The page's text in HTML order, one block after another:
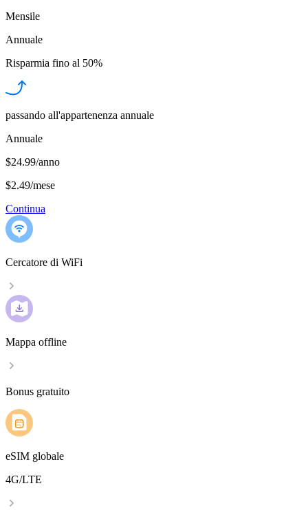
Mensile
Annuale
Risparmia fino al 50%
passando all'appartenenza annuale
Annuale
$24.99/anno
$2.49/mese
Continua
Cercatore di WiFi
Mappa offline
Bonus gratuito
eSIM globale
4G/LTE